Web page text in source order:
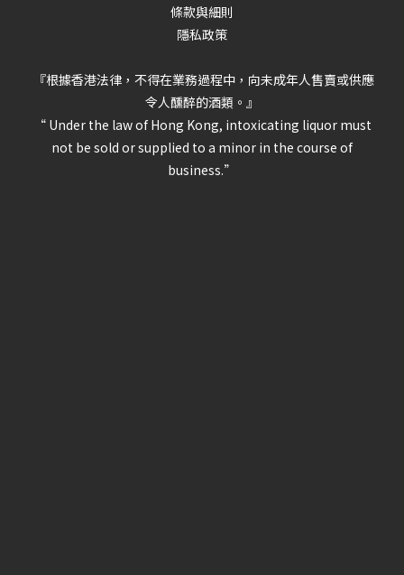
條款與細則
隱私政策
『根據香港法律，不得在業務過程中，向未成年人售賣或供應
令人醺醉的酒類。』
“ Under the law of Hong Kong, intoxicating liquor must
not be sold or supplied to a minor in the course of
business.”